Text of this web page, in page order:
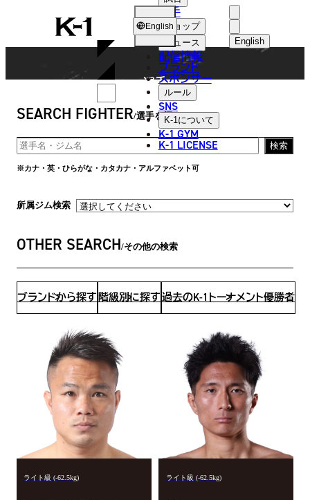
K-
1
English
中文（简体
選手
ショップ
ニュース
配信情報
ブランド
スポンサー
ルール
SNS
K-1について
K-1 GYM
K-1 LICENSE
English
FIGHTER
選手
SEARCH FIGHTER 選手を探す
検索
※カナ・英・ひらがな・カタカナ・アルファベット可
所属ジム検索
OTHER SEARCH その他の検索
ブランドから探す 階級別に探す過去のK-1トーナメント優勝者
ライト級 (-62.5kg) ライト級 (-62.5kg)